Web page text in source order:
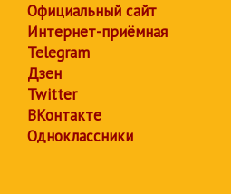
Официальный сайт
Интернет-приёмная
Telegram
Дзен
Twitter
ВКонтакте
Одноклассники